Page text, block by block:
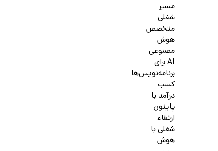
مسیر
شغلی
متخصص
هوش
مصنوعی
AI برای
برنامه‌نویس‌ها
کسب
درآمد با
پایتون
ارتقاء
شغلی با
هوش